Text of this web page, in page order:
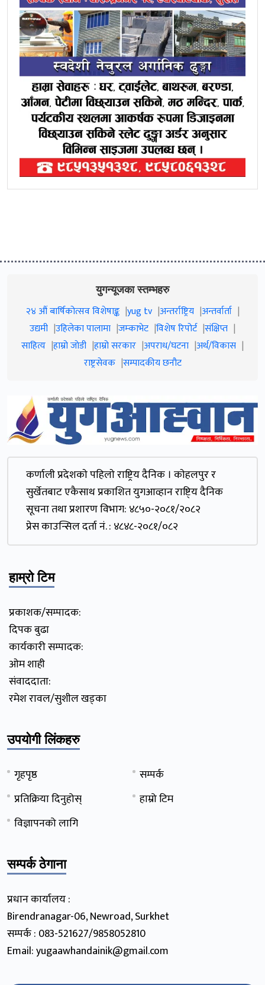
युगन्यूजका स्तम्भहरु
२४ औं बार्षिकोत्सव विशेषाङ्क yug tv अन्तर्राष्ट्रिय अन्तर्वार्ता
उद्यमी उहिलेका पालामा जम्काभेट विशेष रिपोर्ट संक्षिप्त
साहित्य हाम्रो जाेडी हाम्रो सरकार अपराध/घटना अर्थ/विकास
राष्ट्रसेवक सम्पादकीय छनौट
कर्णाली प्रदेशकाे पहिलाे राष्ट्रिय दैनिक । काेहलपुर र
सुर्खेतबाट एकैसाथ प्रकाशित युगआव्हान राष्टि्य दैनिक
सूचना तथा प्रशारण विभाग: ४८५०-२०८१/२०८२
प्रेस काउन्सिल दर्ता नं. : ४८४८-२०८१/०८२
हाम्रो टिम
प्रकाशक/सम्पादक:
दिपक बुढा
कार्यकारी सम्पादक:
ओम शाही
संवाददाता:
रमेश रावल/सुशील खड्का
उपयोगी लिंकहरु
गृहपृष्ठ
सम्पर्क
प्रतिक्रिया दिनुहोस्
हाम्रो टिम
विज्ञापनको लागि
सम्पर्क ठेगाना
प्रधान कार्यालय :
Birendranagar-06, Newroad, Surkhet
सम्पर्क : 083-521627/9858052810
Email: yugaawhandainik@gmail.com